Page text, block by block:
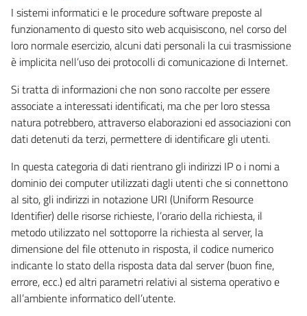
I sistemi informatici e le procedure software preposte al
funzionamento di questo sito web acquisiscono, nel corso del
loro normale esercizio, alcuni dati personali la cui trasmissione
è implicita nell’uso dei protocolli di comunicazione di Internet.
Si tratta di informazioni che non sono raccolte per essere
associate a interessati identificati, ma che per loro stessa
natura potrebbero, attraverso elaborazioni ed associazioni con
dati detenuti da terzi, permettere di identificare gli utenti.
In questa categoria di dati rientrano gli indirizzi IP o i nomi a
dominio dei computer utilizzati dagli utenti che si connettono
al sito, gli indirizzi in notazione URI (Uniform Resource
Identifier) delle risorse richieste, l’orario della richiesta, il
metodo utilizzato nel sottoporre la richiesta al server, la
dimensione del file ottenuto in risposta, il codice numerico
indicante lo stato della risposta data dal server (buon fine,
errore, ecc.) ed altri parametri relativi al sistema operativo e
all’ambiente informatico dell’utente.